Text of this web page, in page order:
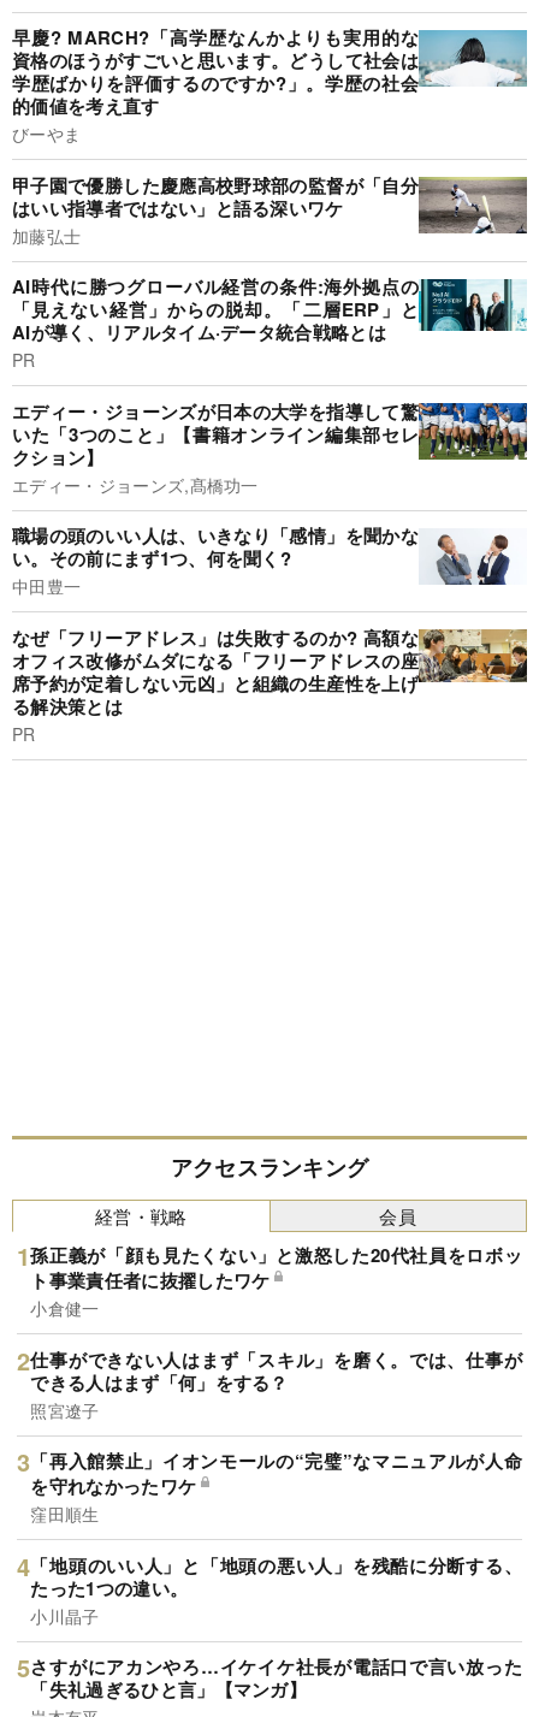
早慶? MARCH?「高学歴なんかよりも実用的な
資格のほうがすごいと思います。どうして社会は
学歴ばかりを評価するのですか?」。学歴の社会
的価値を考え直す
びーやま
甲子園で優勝した慶應高校野球部の監督が「自分
はいい指導者ではない」と語る深いワケ
加藤弘士
AI時代に勝つグローバル経営の条件:海外拠点の
「見えない経営」からの脱却。「二層ERP」と
AIが導く、リアルタイム·データ統合戦略とは
PR
エディー・ジョーンズが日本の大学を指導して驚
いた「3つのこと」【書籍オンライン編集部セレ
クション】
エディー・ジョーンズ,髙橋功一
職場の頭のいい人は、いきなり「感情」を聞かな
い。その前にまず1つ、何を聞く?
中田豊一
なぜ「フリーアドレス」は失敗するのか? 高額な
オフィス改修がムダになる「フリーアドレスの座
席予約が定着しない元凶」と組織の生産性を上げ
る解決策とは
PR
アクセスランキング
経営・戦略
孫正義が「顔も見たくない」と激怒した20代社員をロボッ
ト事業責任者に抜擢したワケ
小倉健一
仕事ができない人はまず「スキル」を磨く。では、仕事が
できる人はまず「何」をする？
照宮遼子
「再入館禁止」イオンモールの“完璧”なマニュアルが人命
を守れなかったワケ
窪田順生
「地頭のいい人」と「地頭の悪い人」を残酷に分断する、
たった1つの違い。
小川晶子
さすがにアカンやろ…イケイケ社長が電話口で言い放った
「失礼過ぎるひと言」【マンガ】
会員